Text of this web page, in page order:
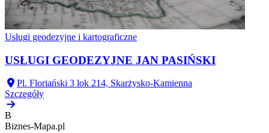
Usługi geodezyjne i kartograficzne
USŁUGI GEODEZYJNE JAN PASIŃSKI
Pl. Floriański 3 lok 214, Skarżysko-Kamienna
Szczegóły
B
Biznes-Mapa.pl